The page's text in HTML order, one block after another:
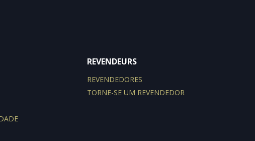
REVENDEURS
REVENDEDORES
TORNE-SE UM REVENDEDOR